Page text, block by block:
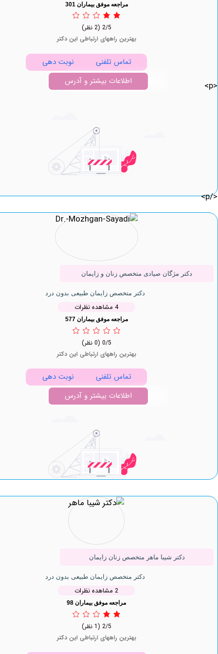
مراجعه موفق بیماران 301
بهترین راههای ارتباطی این دکتر
تماس تلفنی
نوبت دهی
اطلاعات بیشتر و آدرس
دکتر مژگان صیادی متخصص زنان و زایمان
دکتر متخصص زایمان طبیعی بدون درد
مراجعه موفق بیماران 577
بهترین راههای ارتباطی این دکتر
تماس تلفنی
نوبت دهی
اطلاعات بیشتر و آدرس
دکتر شیبا ماهر متخصص زنان زایمان
دکتر متخصص زایمان طبیعی بدون درد
مراجعه موفق بیماران 98
بهترین راههای ارتباطی این دکتر